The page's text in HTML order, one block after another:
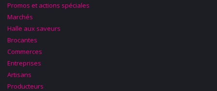
Promos et actions spéciales
Marchés
Halle aux saveurs
Brocantes
Commerces
Entreprises
Artisans
Producteurs